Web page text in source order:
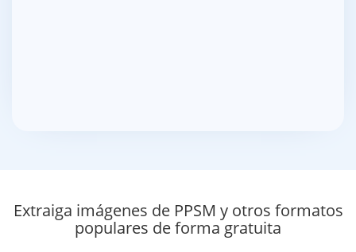
Extraiga imágenes de PPSM y otros formatos
populares de forma gratuita